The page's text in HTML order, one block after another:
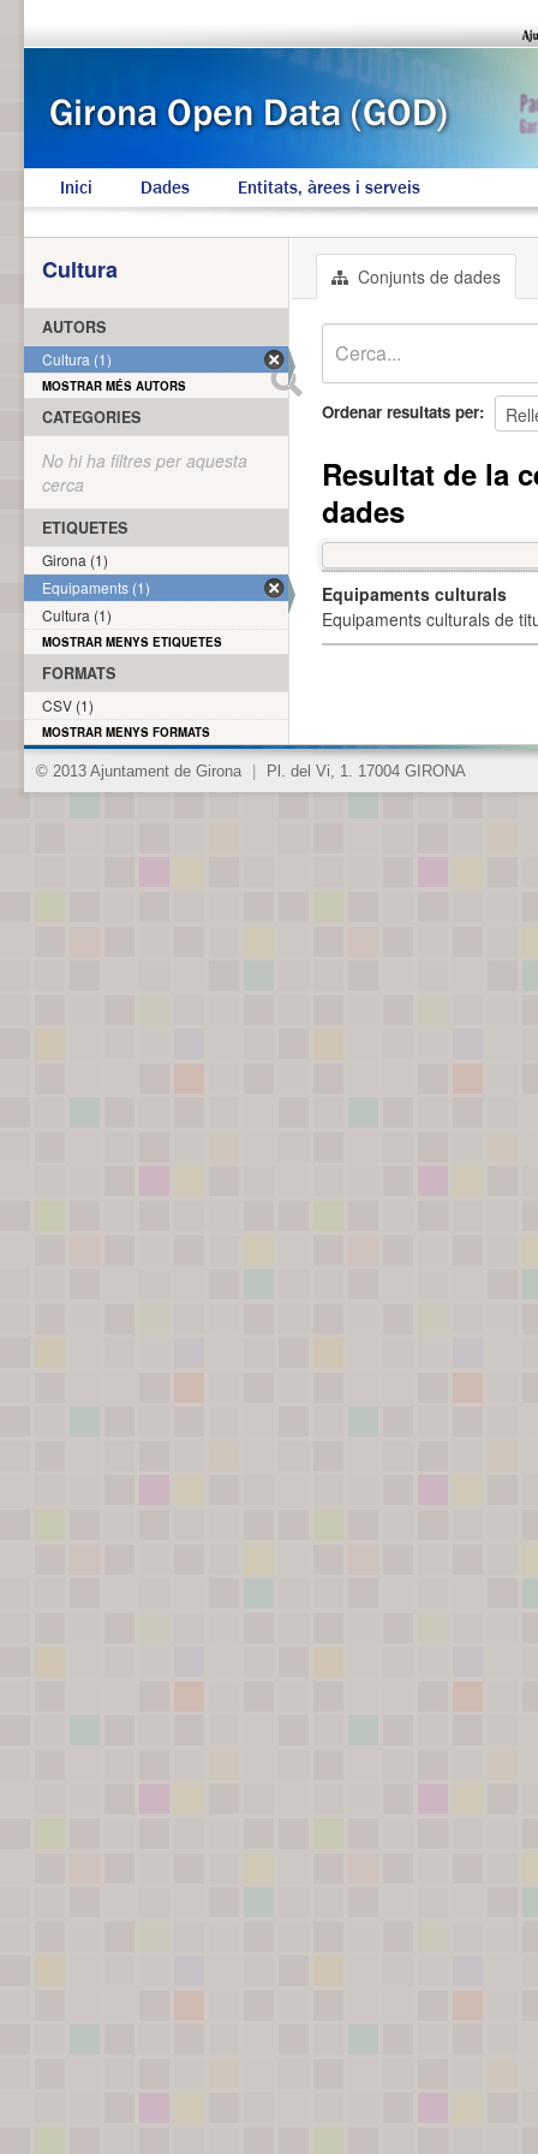
Inici Dades Entitats, àrees i serveis
Conjunts de dades
Ordenar resultats per
Resultat de la
dades
Equipaments culturals
Equipaments culturals de
Cultura
AUTORS
Cultura (1)
MOSTRAR MÉS AUTORS
CATEGORIES
No hi ha filtres per aquesta
cerca
ETIQUETES
Girona (1)
Equipaments (1)
Cultura (1)
MOSTRAR MENYS ETIQUETES
FORMATS
CSV (1)
MOSTRAR MENYS FORMATS
© 2013 Ajuntament de Girona Pl. del Vi, 1. 17004 GIRONA